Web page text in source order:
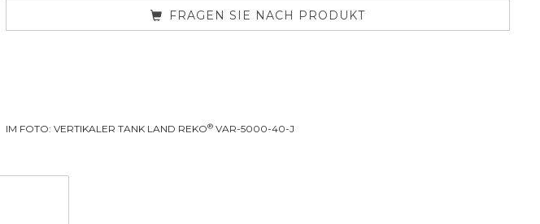
FRAGEN SIE NACH PRODUKT
IM FOTO: VERTIKALER TANK LAND REKO®VAR-5000-40-J